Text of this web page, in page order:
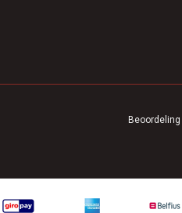
Beoordeling